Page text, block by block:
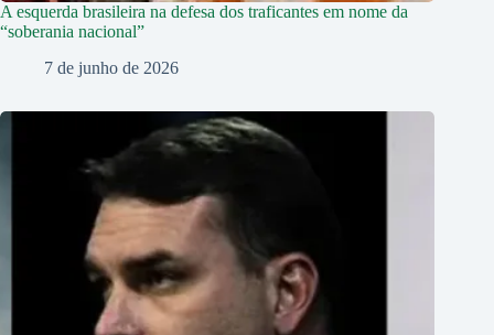
A esquerda brasileira na defesa dos traficantes em nome da
“soberania nacional”
7 de junho de 2026